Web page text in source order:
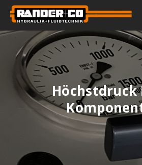
Höchstdruck